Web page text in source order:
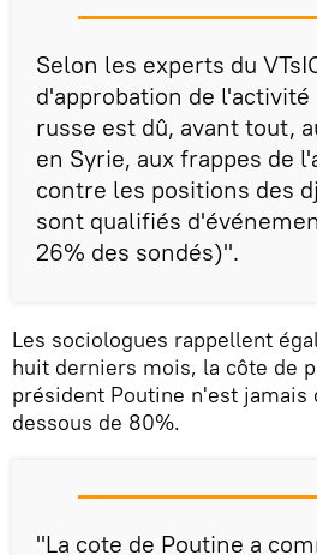
Selon les experts du
d'approbation de
russe est dû, avant tout,
en Syrie, aux frappes de
contre les positions des
sont qualifiés
26% des sondés)".
Les sociologues rappellent
huit derniers mois, la côte de
président Poutine n'est jamais
dessous de 80%.
"La cote de Poutine a